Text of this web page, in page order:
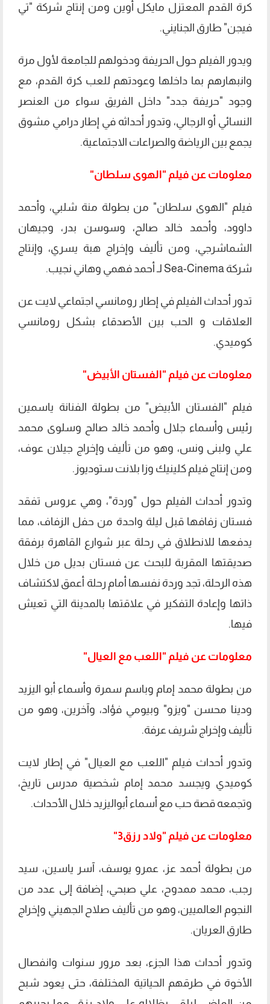
كرة القدم المعتزل مايكل أوين ومن إنتاج شركة "تي
فيجن" طارق الجنايني.
ويدور الفيلم حول الحريفة ودخولهم للجامعة لأول مرة
وانبهارهم بما داخلها وعودتهم للعب كرة القدم، مع
وجود "حريفة جدد" داخل الفريق سواء من العنصر
النسائي أو الرجالي، وتدور أحداثه في إطار درامي مشوق
يجمع بين الرياضة والصراعات الاجتماعية.
معلومات عن فيلم "الهوى سلطان"
فيلم "الهوى سلطان" من بطولة منة شلبي، وأحمد
داوود، وأحمد خالد صالح، وسوسن بدر، وجيهان
الشماشرجي، ومن تأليف وإخراج هبة يسري، وإنتاج
شركة Sea-Cinema لـ أحمد فهمي وهاني نجيب.
تدور أحداث الفيلم في إطار رومانسي اجتماعي لايت عن
العلاقات و الحب بين الأصدقاء بشكل رومانسي
كوميدي.
معلومات عن فيلم "الفستان الأبيض"
فيلم "الفستان الأبيض" من بطولة الفنانة ياسمين
رئيس وأسماء جلال وأحمد خالد صالح وسلوى محمد
علي ولبنى ونس، وهو من تأليف وإخراج جيلان عوف،
ومن إنتاج فيلم كلينيك وزا بلانت ستوديوز.
وتدور أحداث الفيلم حول "وردة"، وهي عروس تفقد
فستان زفافها قبل ليلة واحدة من حفل الزفاف، مما
يدفعها للانطلاق في رحلة عبر شوارع القاهرة برفقة
صديقتها المقربة للبحث عن فستان بديل من خلال
هذه الرحلة، تجد وردة نفسها أمام رحلة أعمق لاكتشاف
ذاتها وإعادة التفكير في علاقتها بالمدينة التي تعيش
فيها.
معلومات عن فيلم "اللعب مع العيال"
من بطولة محمد إمام وباسم سمرة وأسماء أبو اليزيد
ودينا محسن "ويزو" وبيومي فؤاد، وآخرين، وهو من
تأليف وإخراج شريف عرفة.
وتدور أحداث فيلم "اللعب مع العيال" في إطار لايت
كوميدي ويجسد محمد إمام شخصية مدرس تاريخ،
وتجمعه قصة حب مع أسماء أبواليزيد خلال الأحداث.
معلومات عن فيلم "ولاد رزق3"
من بطولة أحمد عز، عمرو يوسف، آسر ياسين، سيد
رجب، محمد ممدوح، علي صبحي، إضافة إلى عدد من
النجوم العالميين، وهو من تأليف صلاح الجهيني وإخراج
طارق العريان.
وتدور أحداث هذا الجزء، بعد مرور سنوات وانفصال
الأخوة في طرقهم الحياتية المختلفة، حتى يعود شبح